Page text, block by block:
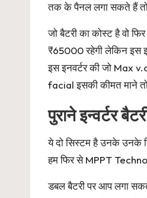
तक के पैनल लगा सकते हैं तो
जो बैटरी का कोस्ट है वो
₹65000 रहेगी लेकिन इस
इस इनवर्टर की जो Max
facial इसकी कीमत माने
पुराने इन्वर्टर
ये दो सिस्टम है उनके उनके
हम फिर से MPPT
डबल बैटरी पर आप लगा